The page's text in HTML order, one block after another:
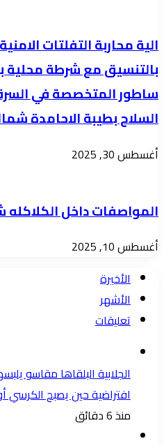
الية محاربة التفلتات
بالتنسيق مع شرطة محلية
ساطور المتخصصة في
السلاح بطيبة الاحامدة
أغسطس 30, 2025
المواصفات داخل الكلاكله
أغسطس 10, 2025
الأخيرة
الأشهر
تعليقات
الجلابية البلقاها مقاسو
افتراضية حين يصبح
منذ 6 دقائق